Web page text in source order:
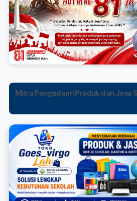
Mitra Pengadaan Produk dan Jasa